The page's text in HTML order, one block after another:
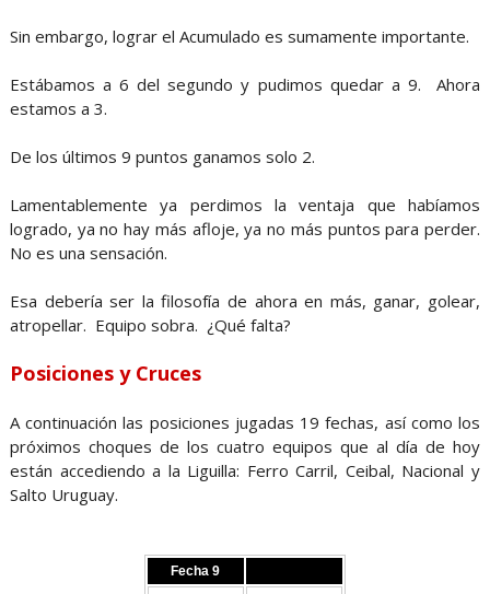
Sin embargo, lograr el Acumulado es sumamente importante.
Estábamos a 6 del segundo y pudimos quedar a 9. Ahora
estamos a 3.
De los últimos 9 puntos ganamos solo 2.
Lamentablemente ya perdimos la ventaja que habíamos
logrado, ya no hay más afloje, ya no más puntos para perder.
No es una sensación.
Esa debería ser la filosofía de ahora en más, ganar, golear,
atropellar. Equipo sobra. ¿Qué falta?
Posiciones y Cruces
A continuación las posiciones jugadas 19 fechas, así como los
próximos choques de los cuatro equipos que al día de hoy
están accediendo a la Liguilla: Ferro Carril, Ceibal, Nacional y
Salto Uruguay.
Fecha 9